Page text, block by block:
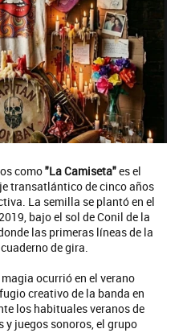
como"La Camiseta"es el
transatlántico de cinco años
La semilla se plantó en el
bajo el sol de Conil de la
las primeras líneas de la
de gira.
ocurrió en el verano
creativo de la banda en
los habituales veranos de
y juegos sonoros, el grupo